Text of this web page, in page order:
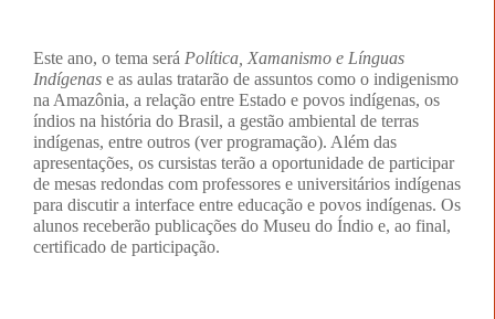
Este ano, o tema será Política, Xamanismo e Línguas
Indígenas e as aulas tratarão de assuntos como o indigenismo
na Amazônia, a relação entre Estado e povos indígenas, os
índios na história do Brasil, a gestão ambiental de terras
indígenas, entre outros (ver programação). Além das
apresentações, os cursistas terão a oportunidade de participar
de mesas redondas com professores e universitários indígenas
para discutir a interface entre educação e povos indígenas. Os
alunos receberão publicações do Museu do Índio e, ao final,
certificado de participação.